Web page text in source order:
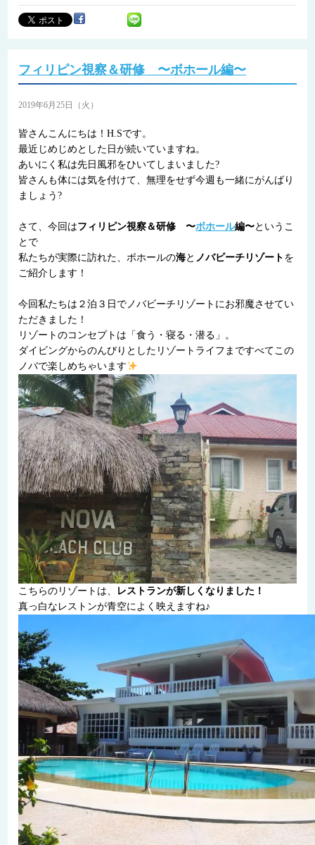
フィリピン視察＆研修 〜ボホール編〜
2019年6月25日（火）
皆さんこんにちは！H.Sです。
最近じめじめとした日が続いていますね。
あいにく私は先日風邪をひいてしまいました?
皆さんも体には気を付けて、無理をせず今週も一緒にがんばり
ましょう?
さて、今回はフィリピン視察＆研修 〜ボホール編〜というこ
とで
私たちが実際に訪れた、ボホールの海と ノバビーチリゾート を
ご紹介します！
今回私たちは２泊３日でノバビーチリゾートにお邪魔させてい
ただきました！
リゾートのコンセプトは「食う・寝る・潜る」。
ダイビングからのんびりとしたリゾートライフまですべてこの
ノバで楽しめちゃいます
こちらのリゾートは、
レストランが新しくなりました！
真っ白なレストンが青空によく映えますね♪